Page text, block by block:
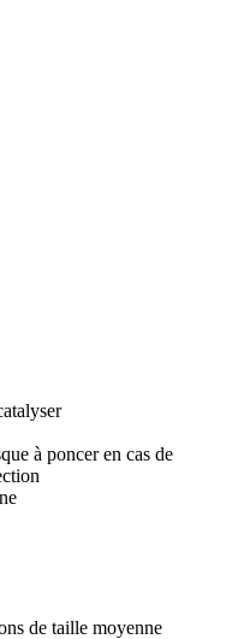
à poncer en cas de
de taille moyenne